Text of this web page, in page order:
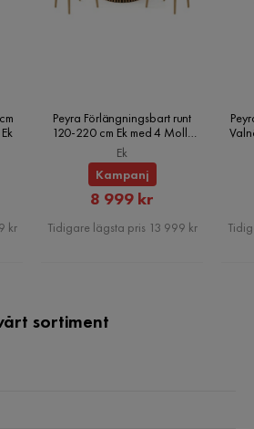
och en mjuk trasa,
koppar eller kromade element
kr
Peyra Förlängningsbart runt
120-220 cm Ek med 4 Molly
Matstolar, Ek
Ek
Kampanj
Rabatterat
Pris
8 999 kr
Tidigare lägsta pris 13 999 kr
sortiment